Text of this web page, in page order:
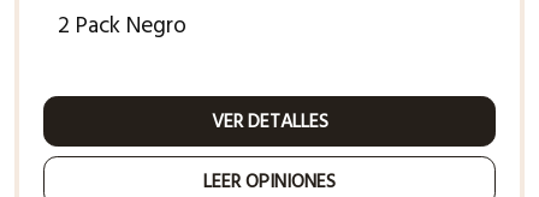
2 Pack Negro
VER DETALLES
LEER OPINIONES